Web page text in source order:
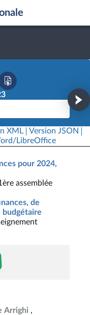
XML
Version JSON
LibreOffice
pour 2024,
assemblée
de
budgétaire
Arrighi